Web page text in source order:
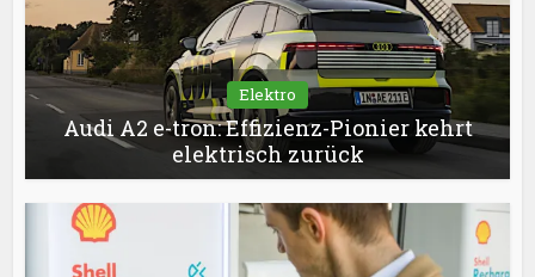
Elektro
Audi A2 e-tron: Effizienz-Pionier kehrt
elektrisch zurück